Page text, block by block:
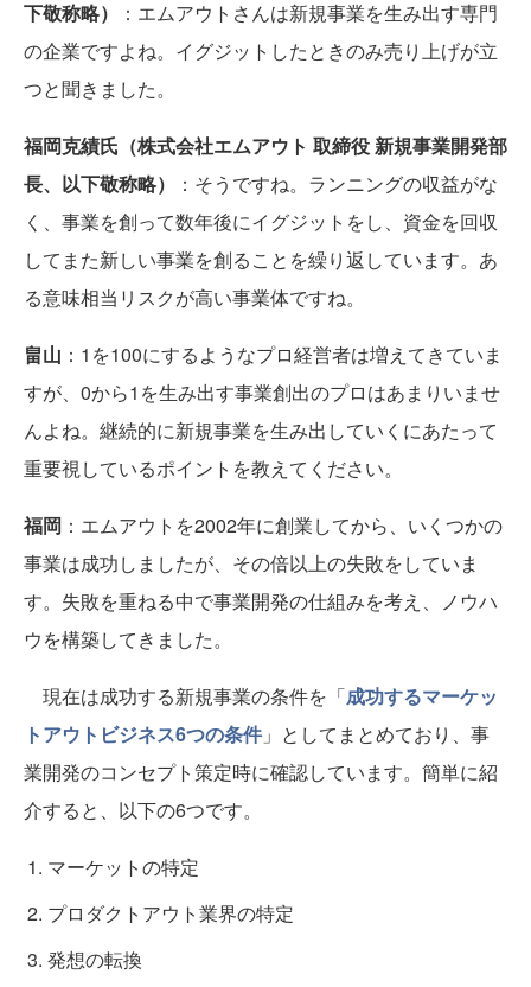
下敬称略）
：エムアウトさんは新規事業を生み出す専門
の企業ですよね。イグジットしたときのみ売り上げが立
つと聞きました。
福岡克績氏（株式会社エムアウト 取締役 新規事業開発部
長、以下敬称略）
：そうですね。ランニングの収益がな
く、事業を創って数年後にイグジットをし、資金を回収
してまた新しい事業を創ることを繰り返しています。あ
る意味相当リスクが高い事業体ですね。
畠山 ：1を100にするようなプロ経営者は増えてきていま
すが、0から1を生み出す事業創出のプロはあまりいませ
んよね。継続的に新規事業を生み出していくにあたって
重要視しているポイントを教えてください。
福岡 ：エムアウトを2002年に創業してから、いくつかの
事業は成功しましたが、その倍以上の失敗をしていま
す。失敗を重ねる中で事業開発の仕組みを考え、ノウハ
ウを構築してきました。
現在は成功する新規事業の条件を「成功するマーケッ
トアウトビジネス6つの条件」としてまとめており、事
業開発のコンセプト策定時に確認しています。簡単に紹
介すると、以下の6つです。
マーケットの特定
プロダクトアウト業界の特定
発想の転換